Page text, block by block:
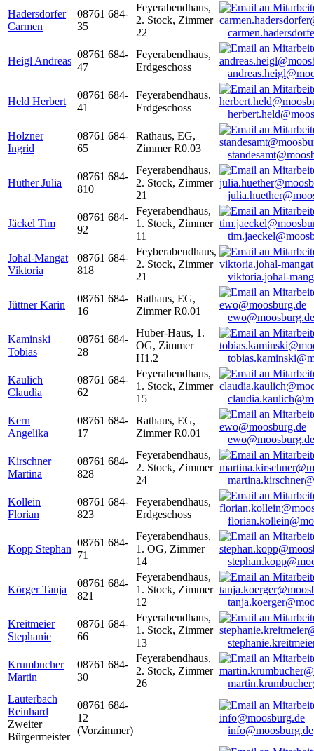
Hadersdorfer
Carmen
08761 684-
35
Feyerabendhaus,
2. Stock, Zimmer
22
Heigl Andreas
08761 684-
47
Feyerabendhaus,
Erdgeschoss
Held Herbert
08761 684-
41
Feyerabendhaus,
Erdgeschoss
Holzner
Ingrid
08761 684-
65
Rathaus, EG,
Zimmer R0.03
Hüther Julia
08761 684-
810
Feyerabendhaus,
2. Stock, Zimmer
21
Jäckel Tim
08761 684-
92
Feyerabendhaus,
1. Stock, Zimmer
11
Johal-Mangat
Viktoria
08761 684-
818
Feyberabendhaus,
2. Stock, Zimmer
21
viktoria.johal-
Jüttner Karin
08761 684-
16
Rathaus, EG,
Zimmer R0.01
ewo@moosburg.de
Kaminski
Tobias
08761 684-
28
Huber-Haus, 1.
OG, Zimmer
H1.2
Kaulich
Claudia
08761 684-
62
Feyerabendhaus,
1. Stock, Zimmer
15
Kern
Angelika
08761 684-
17
Rathaus, EG,
Zimmer R0.01
ewo@moosburg.de
Kirschner
Martina
08761 684-
828
Feyerabendhaus,
2. Stock, Zimmer
24
Kollein
Florian
08761 684-
823
Feyerabendhaus,
Erdgeschoss
Kopp Stephan
08761 684-
71
Feyerabendhaus,
1. OG, Zimmer
14
Körger Tanja
08761 684-
821
Feyerabendhaus,
1. Stock, Zimmer
12
Kreitmeier
Stephanie
08761 684-
66
Feyerabendhaus,
1. Stock, Zimmer
13
Krumbucher
Martin
08761 684-
30
Feyerabendhaus,
2. Stock, Zimmer
26
Lauterbach
Reinhard
Zweiter
Bürgermeister
08761 684-
12
(Vorzimmer)
info@moosburg.de